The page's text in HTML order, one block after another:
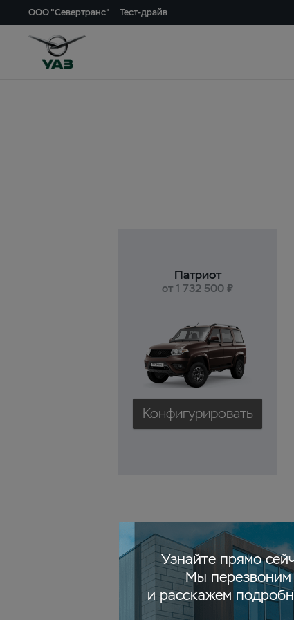
ООО "Севертранс" Тест-драйв
Патриот
от 1 732 500 ₽
Конфигурировать